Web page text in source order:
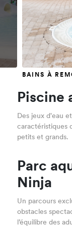
BAINS À
Piscine
Des jeux d'eau
caractéristiques
petits et grands.
Parc
Ninja
Un parcours
obstacles
l’équilibre des